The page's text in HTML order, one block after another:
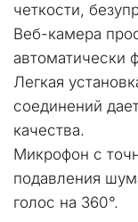
четкости,
Веб-камера
автоматически
Легкая
соединений
качества.
Микрофон с
подавления
голос на 360°.